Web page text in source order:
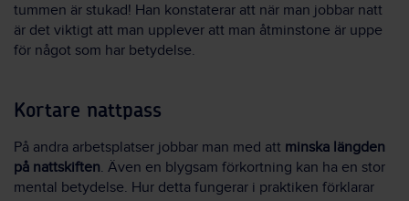
tummen är stukad! Han konstaterar att när man jobbar natt
är det viktigt att man upplever att man åtminstone är uppe
för något som har betydelse.
Kortare nattpass
På andra arbetsplatser jobbar man med att minska längden
på nattskiften. Även en blygsam förkortning kan ha en stor
mental betydelse. Hur detta fungerar i praktiken förklarar